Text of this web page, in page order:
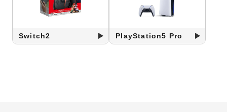
Switch2 PlayStation5 Pro